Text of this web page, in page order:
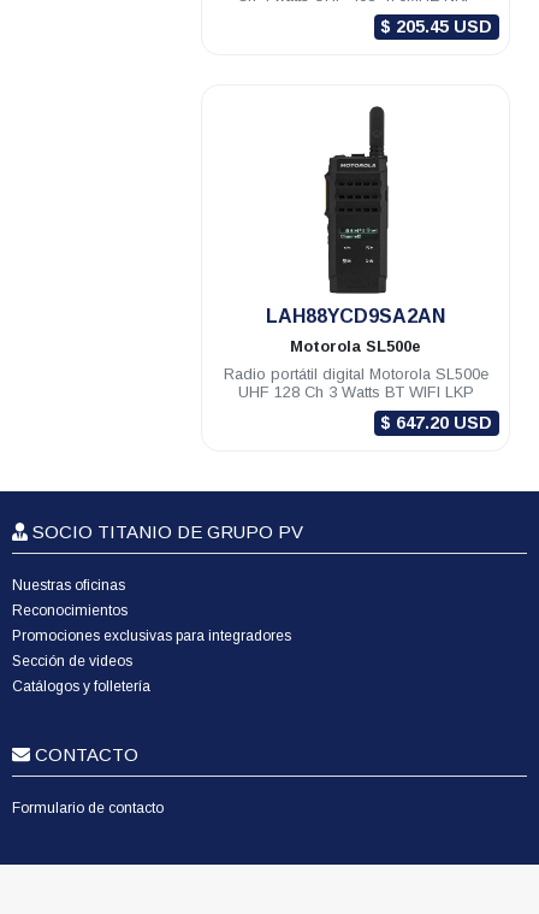
$ 205.45 USD
LAH88YCD9SA2AN
MotorolaSL500e
Radio portátil digital Motorola SL500e
UHF 128 Ch 3 Watts BT WIFI LKP
$ 647.20 USD
SOCIO TITANIO DE GRUPO PV
Nuestras oficinas
Reconocimientos
Promociones exclusivas para integradores
Sección de videos
Catálogos y folletería
CONTACTO
Formulario de contacto